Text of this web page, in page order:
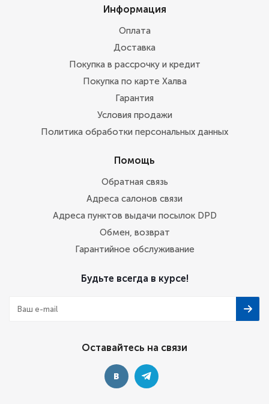
Информация
Оплата
Доставка
Покупка в рассрочку и кредит
Покупка по карте Халва
Гарантия
Условия продажи
Политика обработки персональных данных
Помощь
Обратная связь
Адреса салонов связи
Адреса пунктов выдачи посылок DPD
Обмен, возврат
Гарантийное обслуживание
Будьте всегда в курсе!
Оставайтесь на связи